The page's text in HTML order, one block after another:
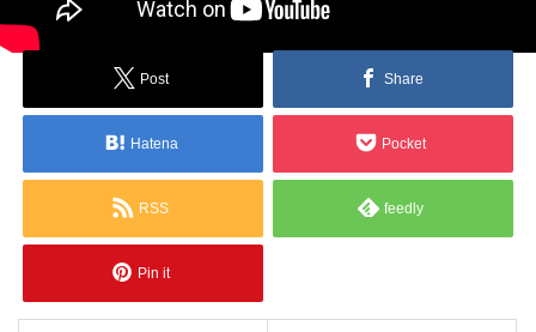
Post Share
Hatena Pocket
RSS feedly
Pin it